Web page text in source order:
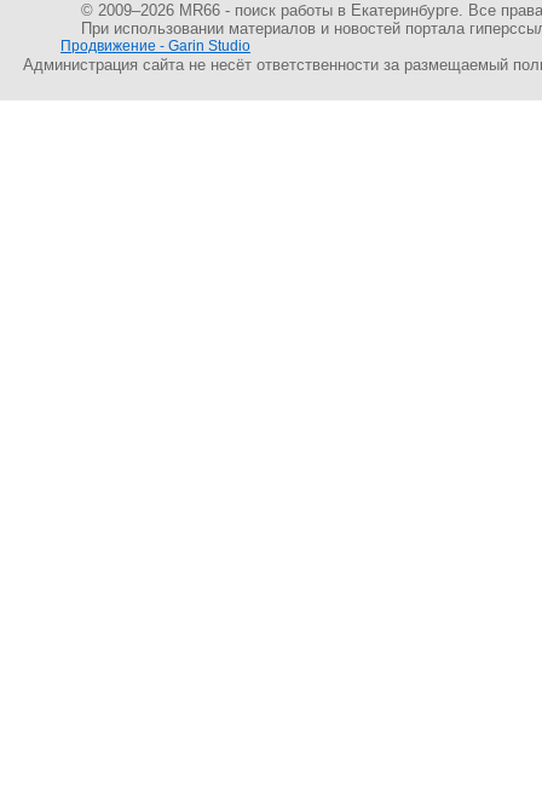
© 2009–2026 MR66 - поиск работы в Екатеринбурге. Все
При использовании материалов и новостей портала
Продвижение - Garin Studio
Администрация сайта не несёт ответственности за размещаемый